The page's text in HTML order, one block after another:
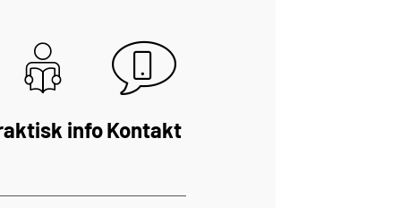
infoKontakt